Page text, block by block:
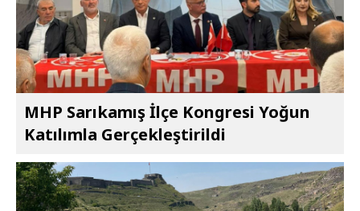
MHP Sarıkamış İlçe Kongresi Yoğun
Katılımla Gerçekleştirildi